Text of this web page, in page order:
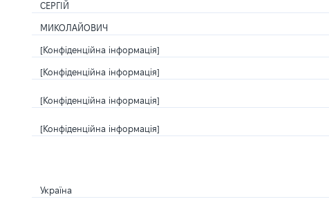
СЕРГІЙ
МИКОЛАЙОВИЧ
[Конфіденційна інформація]
[Конфіденційна інформація]
[Конфіденційна інформація]
[Конфіденційна інформація]
Україна